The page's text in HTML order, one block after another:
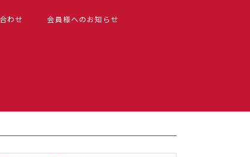
わせ
会員様へのお知らせ